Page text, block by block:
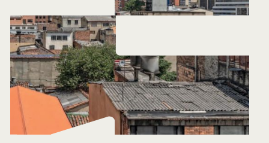
Configuración de cookies
Universidad de los Andes | Vigilada Mineducación.
Reconocimiento como universidad: Decreto 1297 del 30
de mayo de 1964. Reconocimiento de personería jurídica:
Resolución 28 del 23 de febrero de 1949, Minjusticia.
Acreditación institucional de alta calidad, 10 años:
Resolución 000194 del 16 de enero del 2025.
Ext. 2626
Posgrados
Ext. 4925